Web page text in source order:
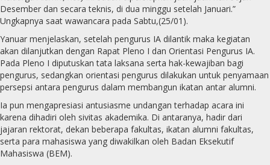
Desember dan secara teknis, di dua minggu setelah Januari.”
Ungkapnya saat wawancara pada Sabtu,(25/01).
Yanuar menjelaskan, setelah pengurus IA dilantik maka kegiatan
akan dilanjutkan dengan Rapat Pleno I dan Orientasi Pengurus IA.
Pada Pleno I diputuskan tata laksana serta hak-kewajiban bagi
pengurus, sedangkan orientasi pengurus dilakukan untuk penyamaan
persepsi antara pengurus dalam membangun ikatan antar alumni.
Ia pun mengapresiasi antusiasme undangan terhadap acara ini
karena dihadiri oleh sivitas akademika. Di antaranya, hadir dari
jajaran rektorat, dekan beberapa fakultas, ikatan alumni fakultas,
serta para mahasiswa yang diwakilkan oleh Badan Eksekutif
Mahasiswa (BEM).